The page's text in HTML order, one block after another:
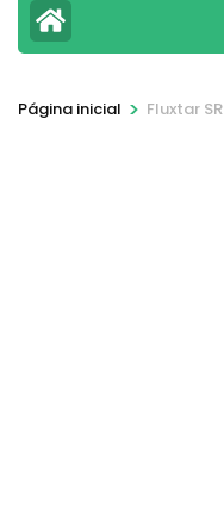
Página inicial > Fluxtar SR